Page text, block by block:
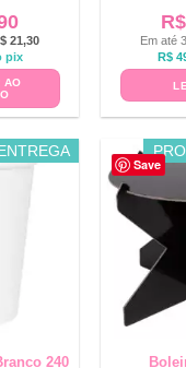
21,30
pix
AO
R$
Em até
R$
240
Save